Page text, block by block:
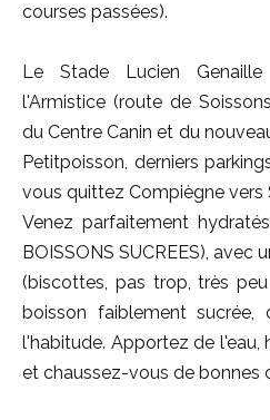
courses passées).
Le Stade Lucien
l'Armistice (route de
du Centre Canin et du
Petitpoisson, derniers
vous quittez Compiègne vers
Venez parfaitement
BOISSONS SUCREES), avec
(biscottes, pas trop, très
boisson faiblement
l'habitude. Apportez de
et chaussez-vous de bonnes